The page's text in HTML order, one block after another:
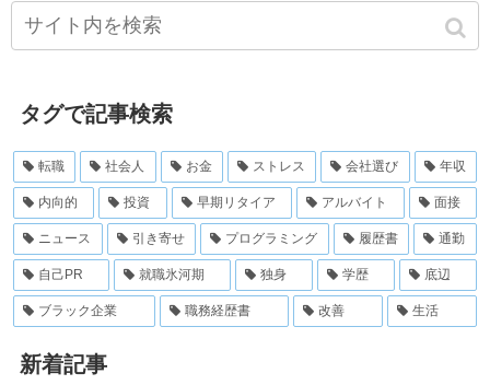
タグで記事検索
転職 社会人 お金 ストレス 会社選び 年収
内向的 投資 早期リタイア アルバイト 面接
ニュース 引き寄せ プログラミング 履歴書 通勤
自己PR 就職氷河期 独身 学歴 底辺
ブラック企業 職務経歴書 改善 生活
新着記事